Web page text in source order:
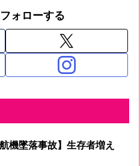
ォローする
航機墜落事故】生存者増え